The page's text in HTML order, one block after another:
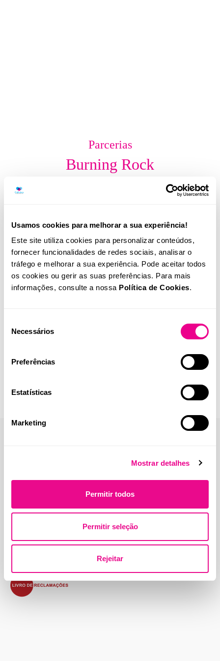
Usamos cookies para melhorar a sua experiência!
Este site utiliza cookies para personalizar conteúdos,
fornecer funcionalidades de redes sociais, analisar o
tráfego e melhorar a sua experiência. Pode aceitar todos
os cookies ou gerir as suas preferências. Para mais
informações, consulte a nossa Política de Cookies.
Necessários
Preferências
Estatísticas
Marketing
Mostrar detalhes
Permitir todos
Permitir seleção
Rejeitar
Parcerias
Burning Rock
Beloura Office Park, Edifício 11, Quinta da Beloura
2710-693 Sintra, Portugal
Política de Privacidade